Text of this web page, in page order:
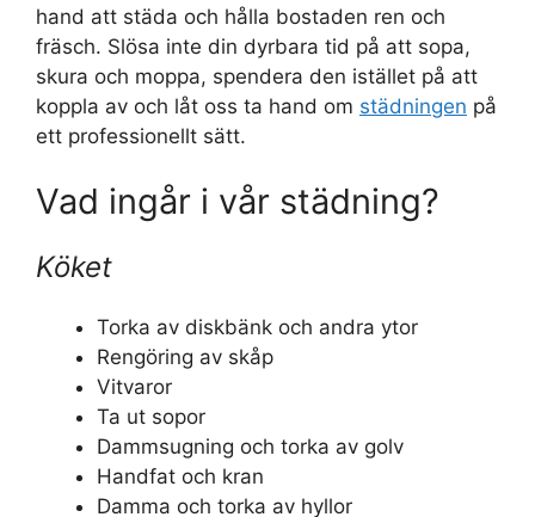
hand att städa och hålla bostaden ren och
fräsch. Slösa inte din dyrbara tid på att sopa,
skura och moppa, spendera den istället på att
koppla av och låt oss ta hand om städningen på
ett professionellt sätt.
Vad ingår i vår städning?
Köket
Torka av diskbänk och andra ytor
Rengöring av skåp
Vitvaror
Ta ut sopor
Dammsugning och torka av golv
Handfat och kran
Damma och torka av hyllor